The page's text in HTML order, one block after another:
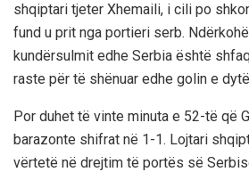
shqiptari tjeter Xhemaili, i cili po
fund u prit nga portieri serb.
kundërsulmit edhe Serbia është
raste për të shënuar edhe golin e
Por duhet të vinte minuta e 52-të që
barazonte shifrat në 1-1. Lojtari
vërtetë në drejtim të portës së